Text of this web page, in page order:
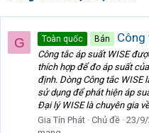
G Toàn quốc Bán Công
Công tắc áp suất WISE
thích hợp để đo áp suất
định. Dòng Công tắc WISE
sử dụng để phát hiện áp
Đại lý WISE là chuyên gia
Gia Tín Phát Chủ đề 23/